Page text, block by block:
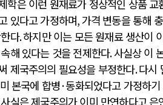
학은 이런 원재료가 정상적인 상품
있다고 가정하며,가격 변동을 통해
다.하지만 이는 모든 원재료 생산이
해 있다는 것을 전제한다.사실상 이
제국주의의 필요성을 부정한다.다시
본국에 합병·동화되었다고 가정하
실은 제국주의가 이미 만연하다고
화: 우크라이나, 대리전의 역..
나 드론 협력 직후, 러시아..
군사지원 2027년까지 공..
덴마크, 에스토니아, 네덜란..
규모 공습 주고받아…민간 ..